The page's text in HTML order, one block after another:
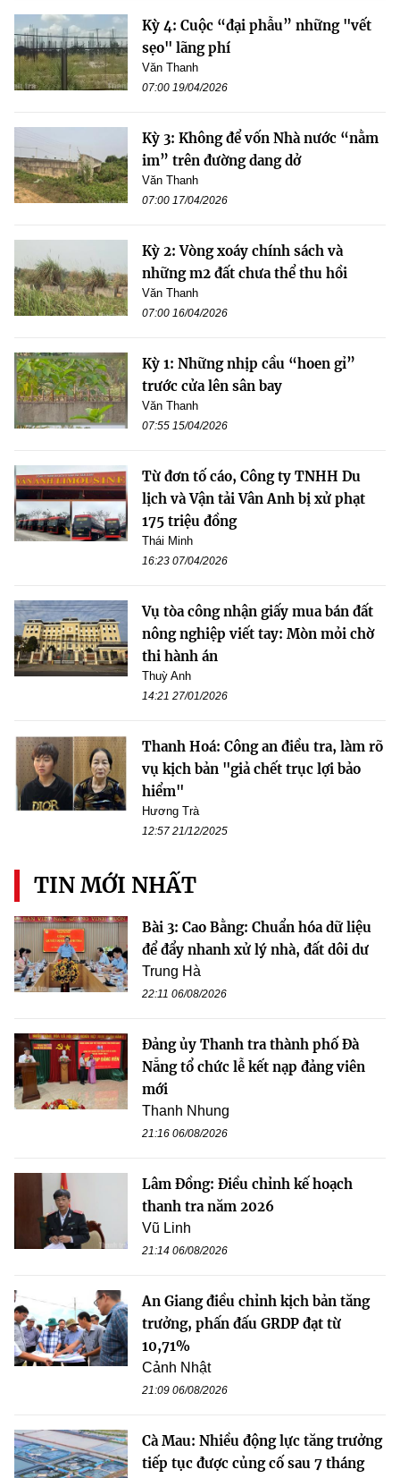
Kỳ 4: Cuộc “đại phẫu” những "vết
sẹo" lãng phí
Văn Thanh
07:00 19/04/2026
Kỳ 3: Không để vốn Nhà nước “nằm
im” trên đường dang dở
Văn Thanh
07:00 17/04/2026
Kỳ 2: Vòng xoáy chính sách và
những m2 đất chưa thể thu hồi
Văn Thanh
07:00 16/04/2026
Kỳ 1: Những nhịp cầu “hoen gỉ”
trước cửa lên sân bay
Văn Thanh
07:55 15/04/2026
Từ đơn tố cáo, Công ty TNHH Du
lịch và Vận tải Vân Anh bị xử phạt
175 triệu đồng
Thái Minh
16:23 07/04/2026
Vụ tòa công nhận giấy mua bán đất
nông nghiệp viết tay: Mòn mỏi chờ
thi hành án
Thuỳ Anh
14:21 27/01/2026
Thanh Hoá: Công an điều tra, làm rõ
vụ kịch bản "giả chết trục lợi bảo
hiểm"
Hương Trà
12:57 21/12/2025
TIN MỚI NHẤT
Bài 3: Cao Bằng: Chuẩn hóa dữ liệu
để đẩy nhanh xử lý nhà, đất dôi dư
Trung Hà
22:11 06/08/2026
Đảng ủy Thanh tra thành phố Đà
Nẵng tổ chức lễ kết nạp đảng viên
mới
Thanh Nhung
21:16 06/08/2026
Lâm Đồng: Điều chỉnh kế hoạch
thanh tra năm 2026
Vũ Linh
21:14 06/08/2026
An Giang điều chỉnh kịch bản tăng
trưởng, phấn đấu GRDP đạt từ
10,71%
Cảnh Nhật
21:09 06/08/2026
Cà Mau: Nhiều động lực tăng trưởng
tiếp tục được củng cố sau 7 tháng